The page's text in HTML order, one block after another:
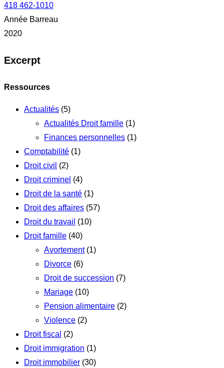
418 462-1010
Année Barreau
2020
Excerpt
Ressources
Actualités (5)
Actualités Droit famille (1)
Finances personnelles (1)
Comptabilité (1)
Droit civil (2)
Droit criminel (4)
Droit de la santé (1)
Droit des affaires (57)
Droit du travail (10)
Droit famille (40)
Avortement(1)
Divorce (6)
Droit de succession (7)
Mariage (10)
Pension alimentaire (2)
Violence (2)
Droit fiscal (2)
Droit immigration (1)
Droit immobilier (30)